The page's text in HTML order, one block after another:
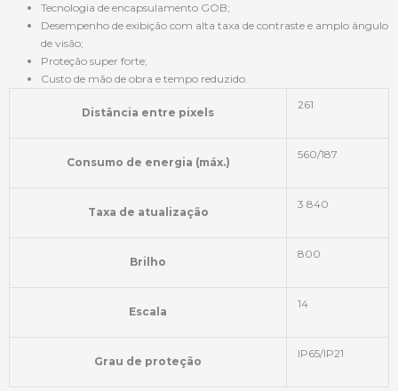
Tecnologia de encapsulamento GOB;
Desempenho de exibição com alta taxa de contraste e amplo ângulo
de visão;
Proteção super forte;
Custo de mão de obra e tempo reduzido.
Distância entre pixels
261
Consumo de energia (máx.)
560/187
Taxa de atualização
3 840
Brilho
800
Escala
14
Grau de proteção
IP65/IP21